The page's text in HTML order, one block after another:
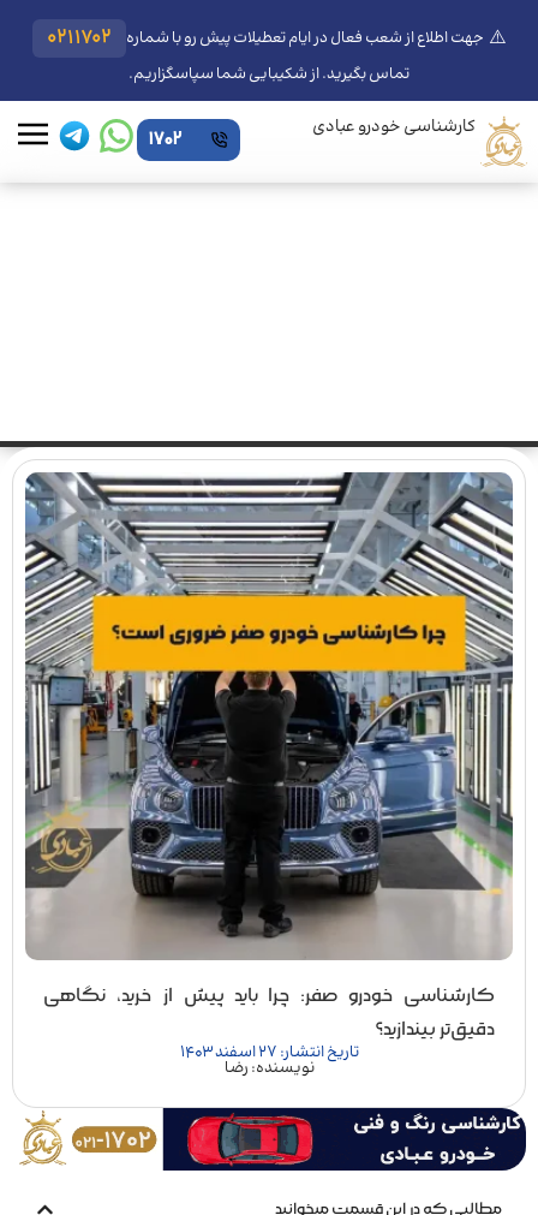
⚠️ جهت اطلاع از شعب فعال در ایام تعطیلات پیش رو با شماره 0211702
تماس بگیرید. از شکیبایی شما سپاسگزاریم.
کارشناسی خودرو عبادی 1702
کارشناسی خودرو صفر: چرا باید پیش از خرید، نگاهی
دقیق‌تر بیندازید؟
تاریخ انتشار: 27 اسفند 1403
نویسنده: رضا
مطالبی که در این قسمت میخوانید